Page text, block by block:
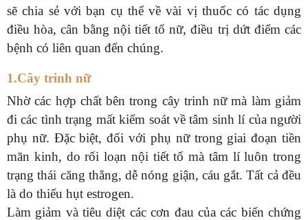
sẽ chia sẻ với bạn cụ thể về vài vị thuốc có tác dụng
điều hòa, cân bằng nội tiết tố nữ, điều trị dứt điểm các
bệnh có liên quan đến chúng.
1.Cây trinh nữ
Nhờ các hợp chất bên trong cây trinh nữ mà làm giảm
đi các tình trạng mất kiểm soát về tâm sinh lí của người
phụ nữ. Đặc biệt, đối với phụ nữ trong giai đoạn tiền
mãn kinh, do rối loạn nội tiết tố mà tâm lí luôn trong
trạng thái căng thẳng, dễ nóng giận, cáu gắt. Tất cả đều
là do thiếu hụt estrogen.
Làm giảm và tiêu diệt các cơn đau của các biến chứng